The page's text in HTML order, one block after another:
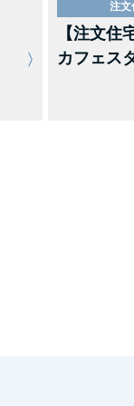
注文
【注文住
カフェス